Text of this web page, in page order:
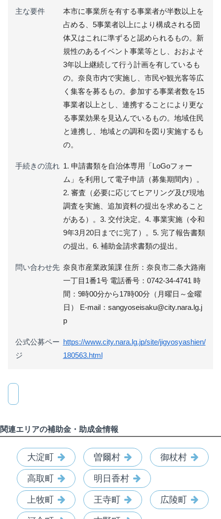
主な要件
本市に事業所を有する事業者が半数以上を
占める、5事業者以上により構成される団
体又はこれに準ずると認められるもの。新
規性のあるイベント事業等とし、おおよそ
3年以上継続して行う計画を有しているも
の。奈良市内で実施し、市民や観光客等広
く集客を募るもの。参加する事業者数を15
事業者以上とし、連携することにより更な
る事業効果を見込んでいるもの。地域住民
と連携し、地域との調和を図り実施するも
の。
手続きの流れ 1. 申請書類を自治体専用「LoGoフォー
ム」を利用して電子申請（募集期間内）。
2. 審査（必要に応じてヒアリング及び現地
調査を実施、追加資料の提出を求めること
がある）。3. 交付決定。4. 事業実施（令和
9年3月20日までに完了）。5. 完了報告書類
の提出。6. 補助金請求書類の提出。
問い合わせ先 奈良市産業政策課 住所：奈良市二条大路南
一丁目1番1号 電話番号：0742-34-4741 時
間：9時00分から17時00分（月曜日～金曜
日） E-mail：sangyoseisaku@city.nara.lg.j
p
公式公募ペー
ジ
https://www.city.nara.lg.jp/site/jigyosyashien/
180563.html
関連エリアの補助金・助成金情報
大淀町 曽爾村 御杖村
高取町 明日香村
上牧町 王寺町 広陵町